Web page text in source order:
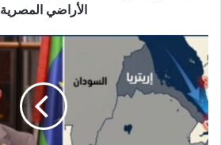
الأراضي المصرية
إسـرائـ.ـيل
توضّح
بشأن
التدخل
في
السودان